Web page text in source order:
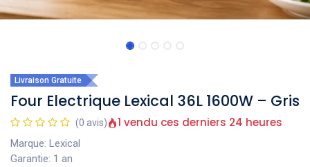
Livraison Gratuite
Four Electrique Lexical 36L 1600W – Gris
(0 avis) 1 vendu ces derniers 24 heures
Marque: Lexical
Garantie: 1 an